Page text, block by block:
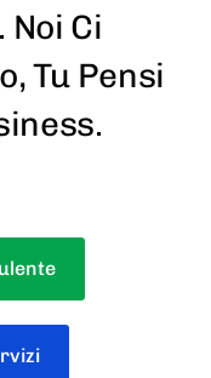
Ci
Tu Pensi